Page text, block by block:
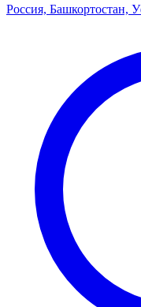
Россия, Башкортостан,